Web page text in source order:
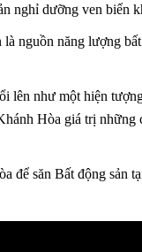
nghỉ dưỡng ven biển
nguồn năng lượng
lên như một hiện
Hòa giá trị những
để săn Bất động sản